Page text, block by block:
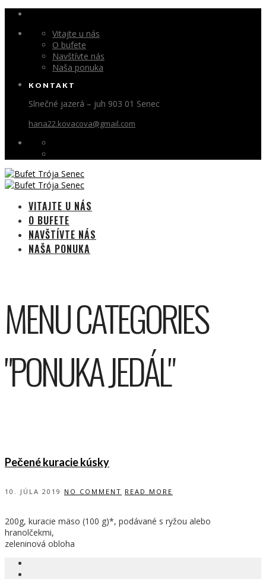
Vitajte u nás
O bufete
Navštívte nás
Naša ponuka
KONTAKT
Slnečné jazerá – juh 903 01 Senec
hana22.kovacova@gmail.com
VITAJTE U NÁS
O BUFETE
NAVŠTÍVTE NÁS
NAŠA PONUKA
MENU CATEGORIES
"PONUKA JEDÁL"
Pečené kuracie kúsky
10. JÚLA 2019 NO COMMENT READ MORE
200g, kuracie mäso (100 g)*, podávané s ryžou alebo
hranolčekmi,
zeleninová obloha